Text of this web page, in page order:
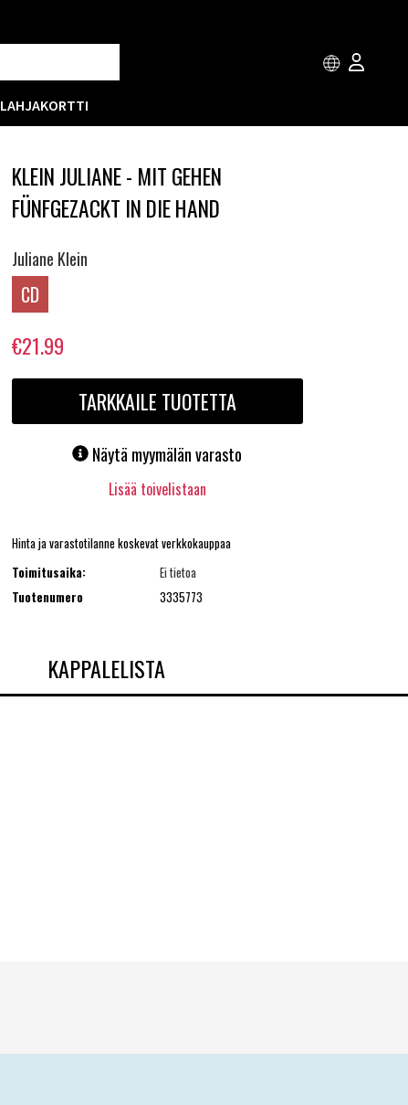
LAHJAKORTTI
KLEIN JULIANE - MIT GEHEN
FÜNFGEZACKT IN DIE HAND
Juliane Klein
CD
€21.99
TARKKAILE TUOTETTA
Näytä myymälän varasto
Lisää toivelistaan
Hinta ja varastotilanne koskevat verkkokauppaa
Toimitusaika:
Ei tietoa
Tuotenumero
3335773
KAPPALELISTA